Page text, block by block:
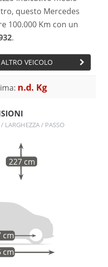
questo Mercedes
100.000 Km con un
.
VEICOLO
n.d. Kg
LARGHEZZA / PASSO
227 cm
cm
cm